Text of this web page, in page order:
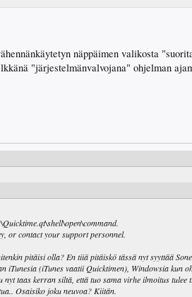
näppäimen valikosta
"järjestelmänvalvojana" ohjelman
or contact your support personnel.
pitäisi olla? En tiiä pitäiskö tässä nyt syyttää
iTunesia (iTunes vaatii Quicktimen), Windowsia kun
nyt taas kerran siltä, että tuo sama virhe ilmoitus tulee
Osaisiko joku neuvoa? Kiitän.